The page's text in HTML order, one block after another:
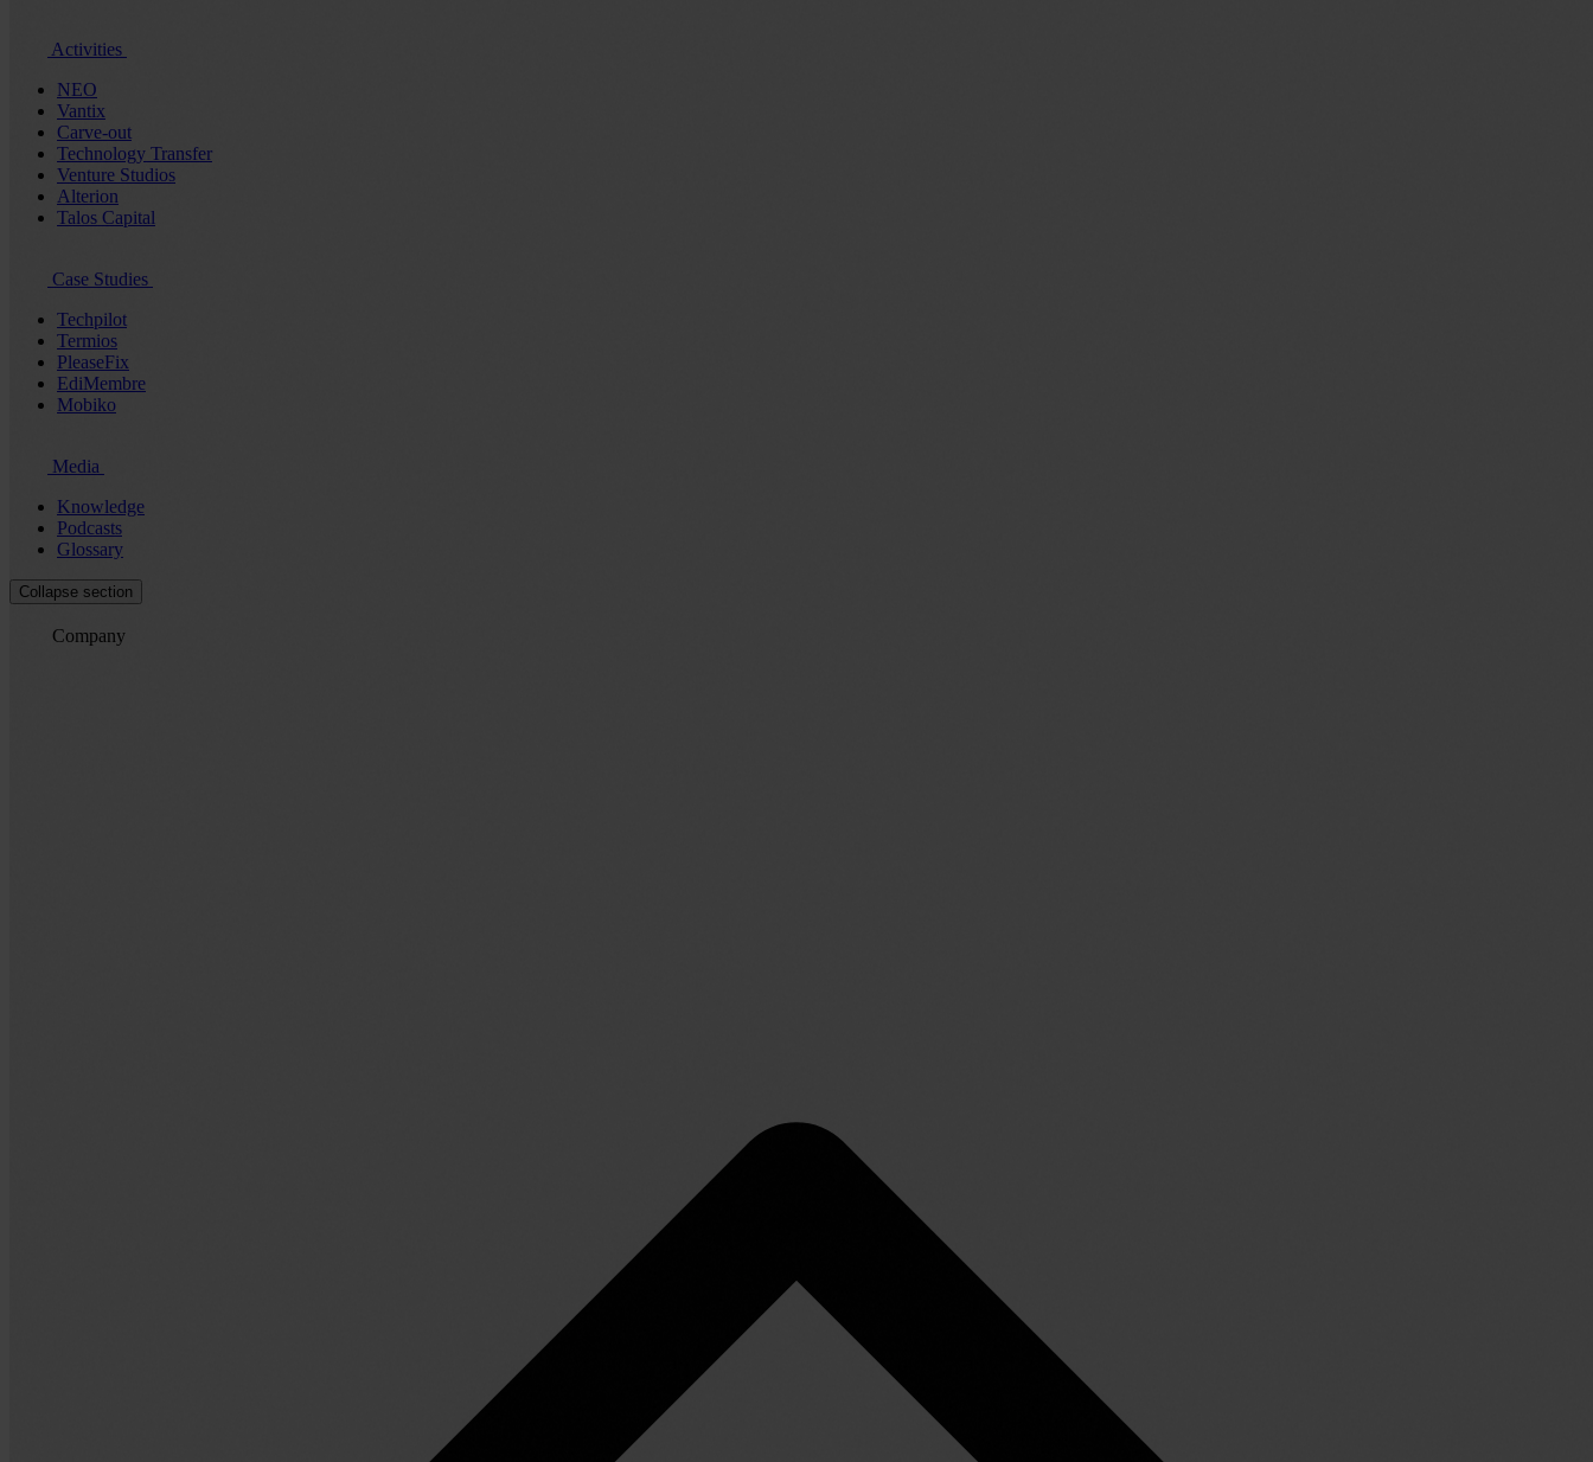
Activities
NEO
Vantix
Carve-out
Technology Transfer
Venture Studios
Alterion
Talos Capital
Case Studies
Techpilot
Termios
PleaseFix
EdiMembre
Mobiko
Media
Knowledge
Podcasts
Glossary
Collapse section
Company